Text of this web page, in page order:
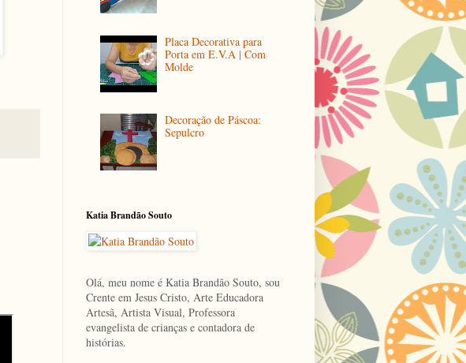
Placa Decorativa para
Porta em E.V.A | Com
Molde
Decoração de Páscoa:
Sepulcro
Katia Brandão Souto
Olá, meu nome é Katia Brandão Souto, sou
Crente em Jesus Cristo, Arte Educadora
Artesã, Artista Visual, Professora
evangelista de crianças e contadora de
histórias.